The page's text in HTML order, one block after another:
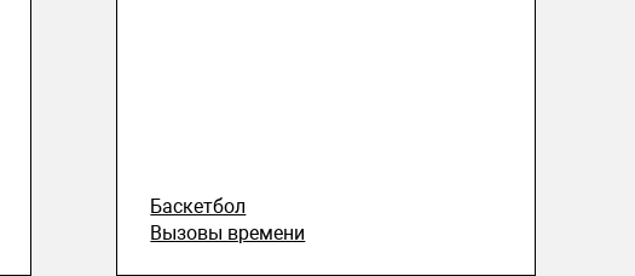
Баскетбол
Вызовы времени